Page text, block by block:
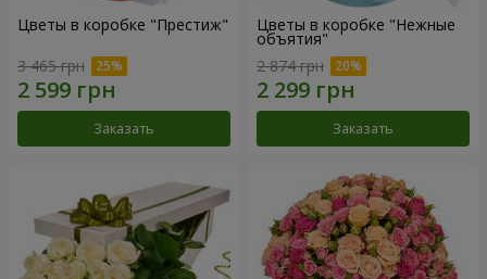
Цветы в коробке "Престиж"
3 465 грн
Заказать
Цветы в коробке "Нежные
объятия"
2 874 грн
Заказать